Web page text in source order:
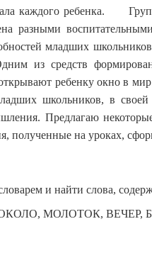
каждого ребенка.
разными
младших
из средств
ребенку окно в
школьников, в
Предлагаю
полученные на уроках,
и найти слова,
МОЛОТОК,